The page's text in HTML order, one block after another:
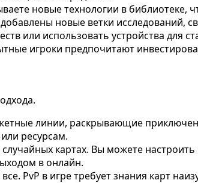
новые технологии в библиотеке,
новые ветки исследований,
или использовать устройства для
игроки предпочитают
линии, раскрывающие
ресурсам.
картах. Вы можете
в онлайн.
PvP в игре требует знания карт